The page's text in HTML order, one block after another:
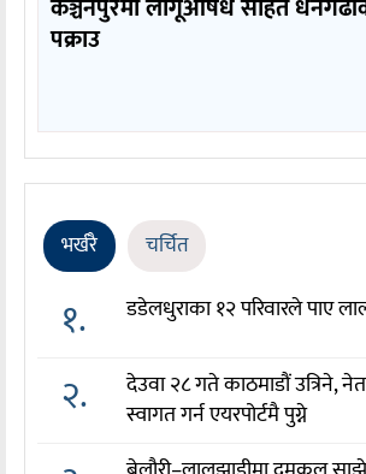
कञ्चनपुरमा लागूऔषध सहित
पक्राउ
भर्खरै चर्चित
१. डडेलधुराका १२ परिवारले पाए
२.
देउवा २८ गते काठमाडौं उत्रिने,
स्वागत गर्न एयरपोर्टमै पुग्ने